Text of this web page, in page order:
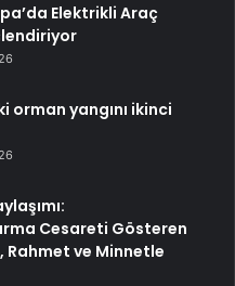
Elektrikli Araç
orman yangını ikinci
Cesareti Gösteren
Rahmet ve Minnetle